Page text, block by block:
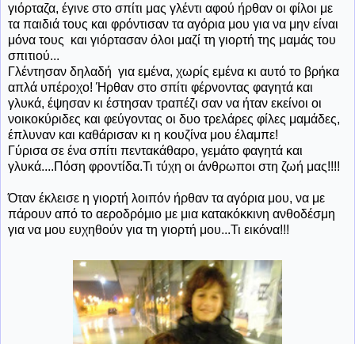
γιόρταζα, έγινε στο σπίτι μας γλέντι αφού ήρθαν οι φίλοι με
τα παιδιά τους και φρόντισαν τα αγόρια μου για να μην είναι
μόνα τους και γιόρτασαν όλοι μαζί τη γιορτή της μαμάς του
σπιτιού...
Γλέντησαν δηλαδή για εμένα, χωρίς εμένα κι αυτό το βρήκα
απλά υπέροχο! Ήρθαν στο σπίτι φέρνοντας φαγητά και
γλυκά, έψησαν κι έστησαν τραπέζι σαν να ήταν εκείνοι οι
νοικοκύριδες και φεύγοντας οι δυο τρελάρες φίλες μαμάδες,
έπλυναν και καθάρισαν κι η κουζίνα μου έλαμπε!
Γύρισα σε ένα σπίτι πεντακάθαρο, γεμάτο φαγητά και
γλυκά....Πόση φροντίδα.Τι τύχη οι άνθρωποι στη ζωή μας!!!!
Όταν έκλεισε η γιορτή λοιπόν ήρθαν τα αγόρια μου, να με
πάρουν από το αεροδρόμιο με μια κατακόκκινη ανθοδέσμη
για να μου ευχηθούν για τη γιορτή μου...Τι εικόνα!!!